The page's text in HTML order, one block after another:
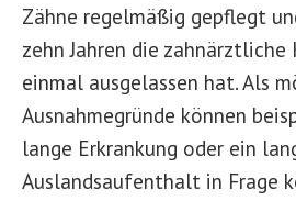
Zähne regelmäßig gepflegt
zehn Jahren die
einmal ausgelassen hat. Als
Ausnahmegründe können
lange Erkrankung oder ein
Auslandsaufenthalt in Frage